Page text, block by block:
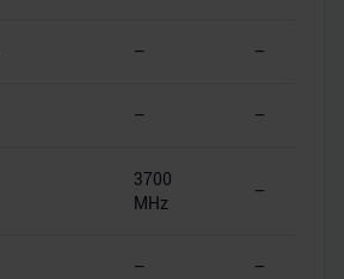
– –
– –
3700
MHz
–
– –